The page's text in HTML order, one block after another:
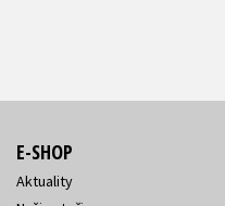
E-SHOP
Aktuality